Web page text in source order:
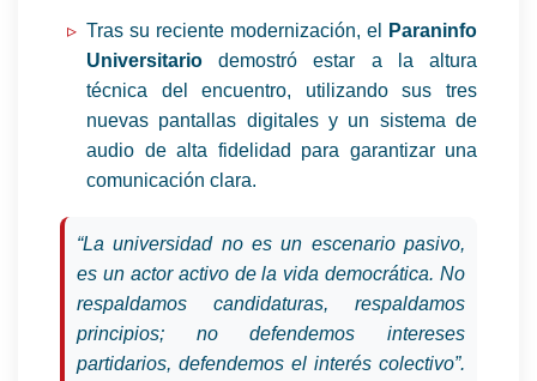
Tras su reciente modernización, el
Paraninfo
Universitario demostró estar a la altura
técnica del encuentro, utilizando sus tres
nuevas pantallas digitales y un sistema de
audio de alta fidelidad para garantizar una
comunicación clara.
“La universidad no es un escenario pasivo,
es un actor activo de la vida democrática. No
respaldamos candidaturas, respaldamos
principios; no defendemos intereses
partidarios, defendemos el interés colectivo”.